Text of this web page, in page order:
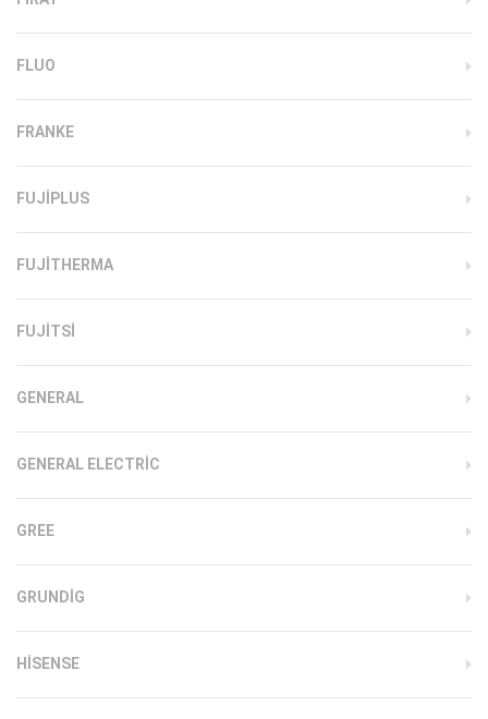
FLUO
FRANKE
FUJIPLUS
FUJITHERMA
FUJITSI
GENERAL
GENERAL ELECTRIC
GREE
GRUNDIG
HISENSE